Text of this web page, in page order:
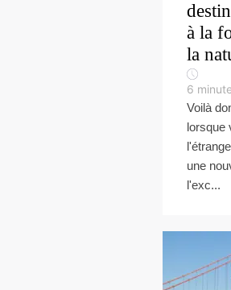
à la
la
6
Voilà
lorsque
une
l'exc...